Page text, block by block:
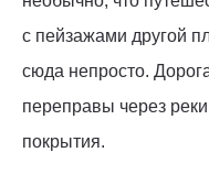
с пейзажами другой
сюда непросто.
переправы через
покрытия.